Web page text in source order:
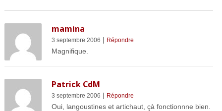
mamina
3 septembre 2006 | Répondre
Magnifique.
Patrick CdM
3 septembre 2006 | Répondre
Oui, langoustines et artichaut, çà fonctionnne bien.